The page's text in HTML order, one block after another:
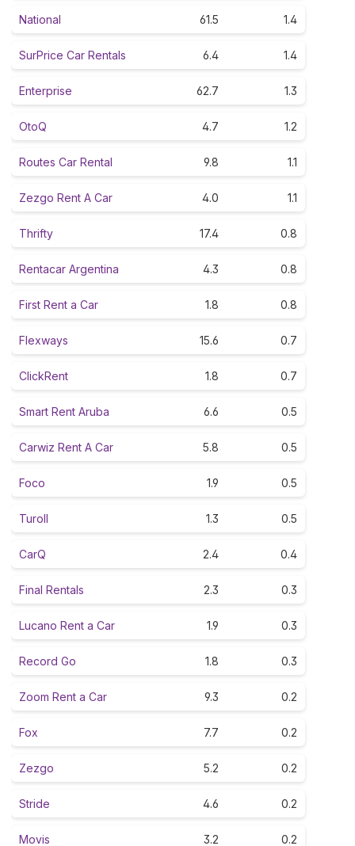
National 61.5 1.4
SurPrice Car Rentals 6.4 1.4
Enterprise 62.7 1.3
OtoQ 4.7 1.2
Routes Car Rental 9.8 1.1
Zezgo Rent A Car 4.0 1.1
Thrifty 17.4 0.8
Rentacar Argentina 4.3 0.8
First Rent a Car 1.8 0.8
Flexways 15.6 0.7
ClickRent 1.8 0.7
Smart Rent Aruba 6.6 0.5
Carwiz Rent A Car 5.8 0.5
Foco 1.9 0.5
Turoll 1.3 0.5
CarQ 2.4 0.4
Final Rentals 2.3 0.3
Lucano Rent a Car 1.9 0.3
Record Go 1.8 0.3
Zoom Rent a Car 9.3 0.2
Fox 7.7 0.2
Zezgo 5.2 0.2
Stride 4.6 0.2
Movis 3.2 0.2